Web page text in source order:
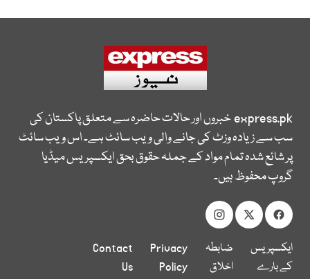
express.pkخبروں اور حالات حاضرہ سے متعلق پاکستان کی
سب سے زیادہ وزٹ کی جانے والی ویب سائٹ ہے۔ اس ویب سائٹ
پر شائع شدہ تمام مواد کے جملہ حقوق بحق ایکسپریس میڈیا
گروپ محفوظ ہیں۔
ایکسپریس
کے بارے
ضابطہ
اخلاق
Privacy
Policy
Contact
Us